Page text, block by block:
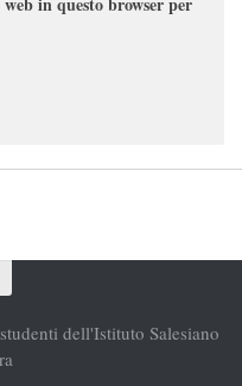
dell'Istituto Salesiano